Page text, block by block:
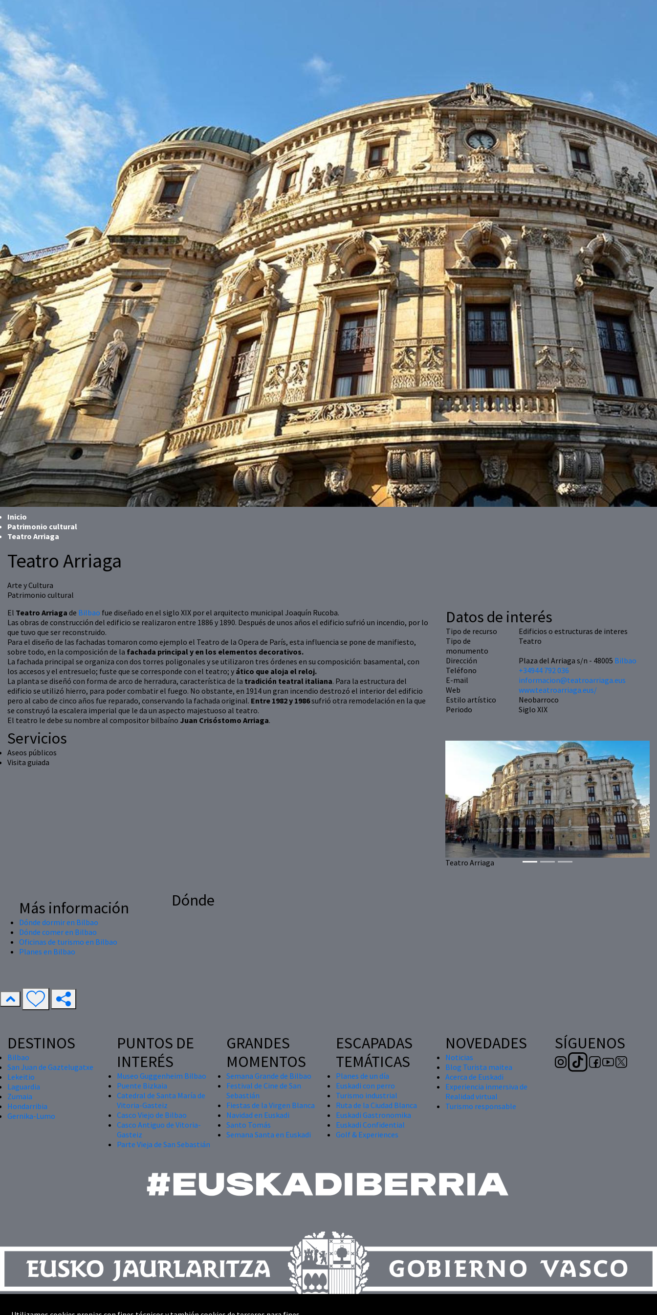
Inicio
Patrimonio cultural
Teatro Arriaga
Teatro Arriaga
Arte y Cultura
Patrimonio cultural
El Teatro Arriaga de Bilbao fue diseñado en el siglo XIX por el arquitecto municipal Joaquín Rucoba.
Las obras de construcción del edificio se realizaron entre 1886 y 1890. Después de unos años el edificio sufrió un incendio, por lo
que tuvo que ser reconstruido.
Para el diseño de las fachadas tomaron como ejemplo el Teatro de la Opera de París, esta influencia se pone de manifiesto,
sobre todo, en la composición de la fachada principal y en los elementos decorativos.
La fachada principal se organiza con dos torres poligonales y se utilizaron tres órdenes en su composición: basamental, con
los accesos y el entresuelo; fuste que se corresponde con el teatro; y ático que aloja el reloj.
La planta se diseñó con forma de arco de herradura, característica de la tradición teatral italiana. Para la estructura del
edificio se utilizó hierro, para poder combatir el fuego. No obstante, en 1914 un gran incendio destrozó el interior del edificio
pero al cabo de cinco años fue reparado, conservando la fachada original. Entre 1982 y 1986sufrió otra remodelación en la que
se construyó la escalera imperial que le da un aspecto majestuoso al teatro.
El teatro le debe su nombre al compositor bilbaíno Juan Crisóstomo Arriaga.
Datos de interés
Tipo de recurso
Edificios o estructuras de interes
Tipo de
monumento
Teatro
Dirección
Plaza del Arriaga s/n - 48005 Bilbao
Teléfono
+34944 792 036
E-mail
informacion@teatroarriaga.eus
Web
www.teatroarriaga.eus/
Estilo artístico
Neobarroco
Periodo
Siglo XIX
Servicios
Aseos públicos
Visita guiada
Teatro Arriaga
Previous Next
Más información
Dónde dormir en Bilbao
Dónde comer en Bilbao
Oficinas de turismo en Bilbao
Planes en Bilbao
Dónde
DESTINOS
Bilbao
San Juan de Gaztelugatxe
Lekeitio
Laguardia
Zumaia
Hondarribia
Gernika-Lumo
PUNTOS DE
INTERÉS
Museo Guggenheim Bilbao
Puente Bizkaia
Catedral de Santa María de
Vitoria-Gasteiz
Casco Viejo de Bilbao
Casco Antiguo de Vitoria-
Gasteiz
Parte Vieja de San Sebastián
GRANDES
MOMENTOS
Semana Grande de Bilbao
Festival de Cine de San
Sebastián
Fiestas de la Virgen Blanca
Navidad en Euskadi
Santo Tomás
Semana Santa en Euskadi
ESCAPADAS
TEMÁTICAS
Planes de un día
Euskadi con perro
Turismo industrial
Ruta de la Ciudad Blanca
Euskadi Gastronomika
Euskadi Confidential
Golf & Experiences
NOVEDADES
Noticias
Blog Turista maitea
Acerca de Euskadi
Experiencia inmersiva de
Realidad virtual
Turismo responsable
SÍGUENOS
Contacto